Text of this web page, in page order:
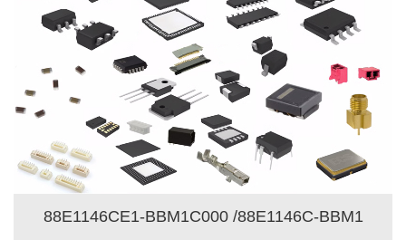
88E1146CE1-BBM1C000 /88E1146C-BBM1